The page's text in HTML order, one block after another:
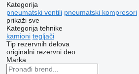
Kategorija
pneumatski ventili pneumatski kompresori
prikaži sve
Kategorija tehnike
kamioni tegljači
Tip rezervnih delova
originalni rezervni deo
Marka